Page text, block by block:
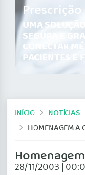
UMA
SEGURA E
CONECTAR
PACIENTES E
INÍCIO NOTÍCIAS
HOMENAGEM A
28/11/2003 |